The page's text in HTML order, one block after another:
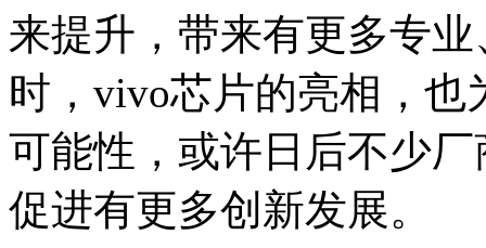
来提升，带来有更多专
时，vivo芯片的亮相，
可能性，或许日后不少
促进有更多创新发展。